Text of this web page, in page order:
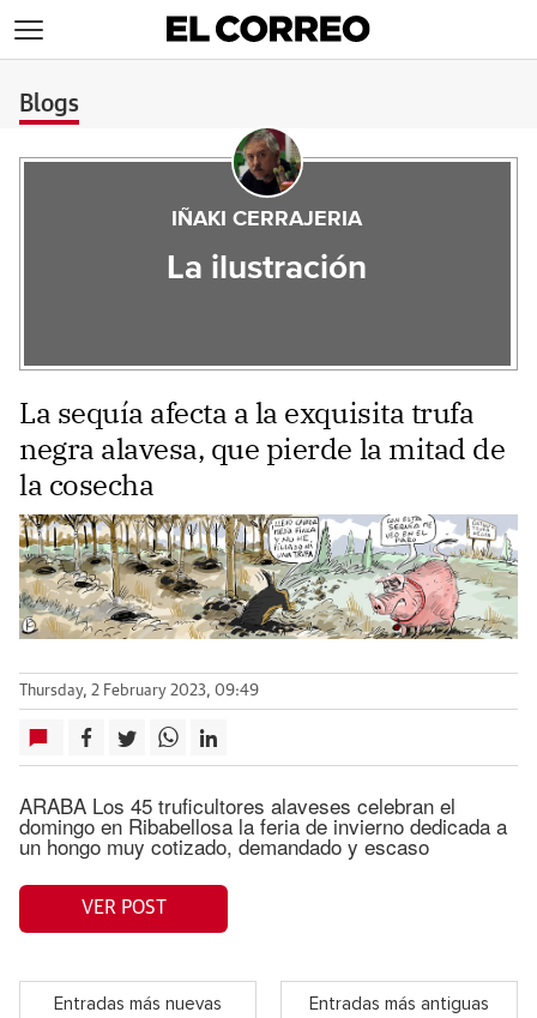
Blogs
IÑAKI CERRAJERIA
La ilustración
La sequía afecta a la exquisita trufa
negra alavesa, que pierde la mitad de
la cosecha
Thursday, 2 February 2023, 09:49
ARABA Los 45 truficultores alaveses celebran el
domingo en Ribabellosa la feria de invierno dedicada a
un hongo muy cotizado, demandado y escaso
VER POST
Entradas más nuevas Entradas más antiguas